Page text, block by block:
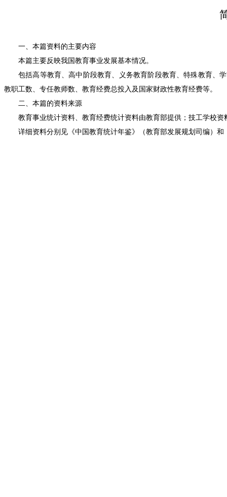
一、本篇资料的主要内容
本篇主要反映我国教育事业发展基本情况。
包括高等教育、高中阶段教育、义务教育阶段教育、特殊教育、
教职工数、专任教师数、教育经费总投入及国家财政性教育经费等。
二、本篇的资料来源
教育事业统计资料、教育经费统计资料由教育部提供；技工学校
详细资料分别见《中国教育统计年鉴》（教育部发展规划司编）